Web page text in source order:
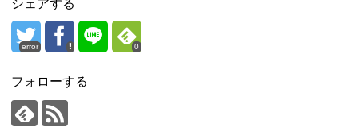
シェアする
error 0
フォローする